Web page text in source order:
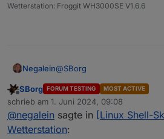
Wetterstation: Froggit WH3000SE V1.6.6
Negalein@SBorg
Ich habe heute diesen Error
javascript.1
Was muss ich da machen?
Offline
SBorg FORUM TESTING MOST ACTIVE
schrieb am 1. Juni 2024, 09:08
zuletzt editiert von
@negalein sagte in [Linux Shell-
Wetterstation: